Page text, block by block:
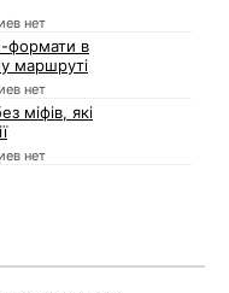
нет
формати в
маршруті
нет
міфів, які
нет